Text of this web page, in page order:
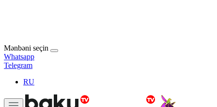
Mənbəni seçin
Whatsapp
Telegram
RU